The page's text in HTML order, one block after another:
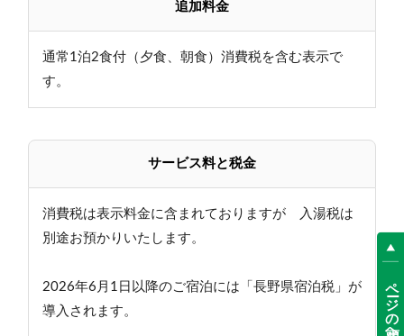
追加料金
通常1泊2食付（夕食、朝食）消費税を含む表示で
す。
サービス料と税金
消費税は表示料金に含まれておりますが 入湯税は
別途お預かりいたします。
2026年6月1日以降のご宿泊には「長野県宿泊税」が
導入されます。
ページの先頭へ